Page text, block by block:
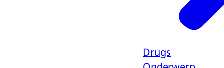
Drugs